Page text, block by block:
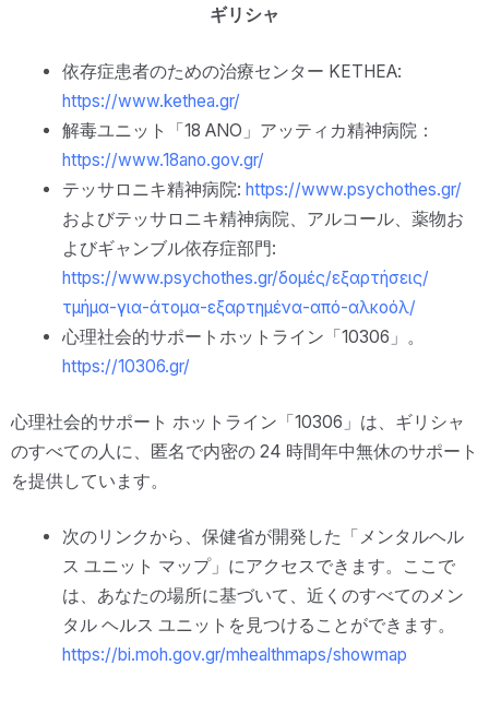
ギリシャ
依存症患者のための治療センター KETHEA:
https://www.kethea.gr/
解毒ユニット「18 ANO」アッティカ精神病院：
https://www.18ano.gov.gr/
テッサロニキ精神病院: https://www.psychothes.gr/
およびテッサロニキ精神病院、アルコール、薬物お
よびギャンブル依存症部門:
https://www.psychothes.gr/δομές/εξαρτήσεις/
τμήμα-για-άτομα-εξαρτημένα-από-αλκοόλ/
心理社会的サポートホットライン「10306」。
https://10306.gr/
心理社会的サポート ホットライン「10306」は、ギリシャ
のすべての人に、匿名で内密の 24 時間年中無休のサポート
を提供しています。
次のリンクから、保健省が開発した「メンタルヘル
ス ユニット マップ」にアクセスできます。ここで
は、あなたの場所に基づいて、近くのすべてのメン
タル ヘルス ユニットを見つけることができます。
https://bi.moh.gov.gr/mhealthmaps/showmap